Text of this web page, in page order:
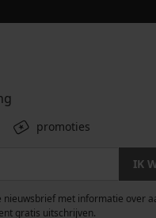
promoties
IK
nieuwsbrief met informatie over
gratis uitschrijven.